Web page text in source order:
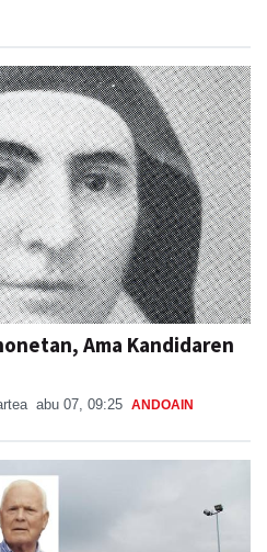
Ama Kandidaren
abu 07, 09:25 ANDOAIN